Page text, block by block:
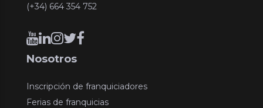
(+34) 664 354 752
Nosotros
Inscripción de franquiciadores
Ferias de franquicias